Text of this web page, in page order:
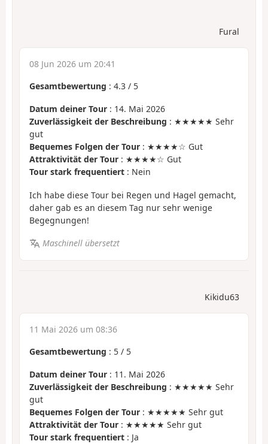
Fural
08 Jun 2026 um 20:41
Gesamtbewertung : 4.3 / 5
Datum deiner Tour : 14. Mai 2026
Zuverlässigkeit der Beschreibung : ★★★★★ Sehr
gut
Bequemes Folgen der Tour : ★★★★☆ Gut
Attraktivität der Tour : ★★★★☆ Gut
Tour stark frequentiert : Nein
Ich habe diese Tour bei Regen und Hagel gemacht,
daher gab es an diesem Tag nur sehr wenige
Begegnungen!
Maschinell übersetzt
Kikidu63
11 Mai 2026 um 08:36
Gesamtbewertung : 5 / 5
Datum deiner Tour : 11. Mai 2026
Zuverlässigkeit der Beschreibung : ★★★★★ Sehr
gut
Bequemes Folgen der Tour : ★★★★★ Sehr gut
Attraktivität der Tour : ★★★★★ Sehr gut
Tour stark frequentiert : Ja